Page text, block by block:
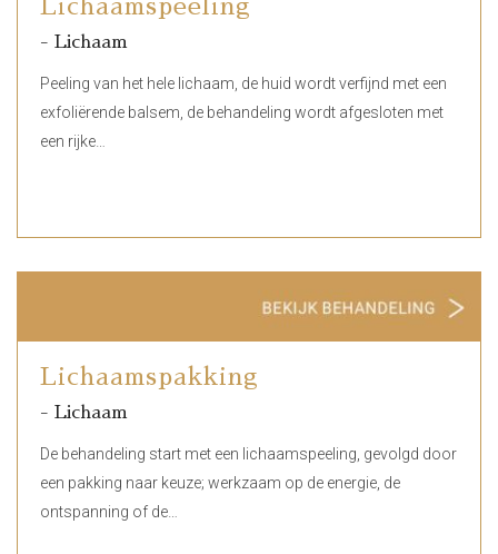
Lichaamspeeling
- Lichaam
Peeling van het hele lichaam, de huid wordt verfijnd met een
exfoliërende balsem, de behandeling wordt afgesloten met
een rijke…
Lichaamspakking
- Lichaam
De behandeling start met een lichaamspeeling, gevolgd door
een pakking naar keuze; werkzaam op de energie, de
ontspanning of de…